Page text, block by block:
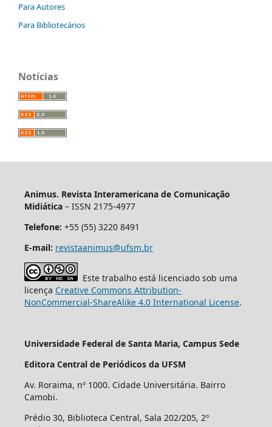
Para Autores
Para Bibliotecários
Notícias
Animus. Revista Interamericana de Comunicação
Midiática– ISSN 2175-4977
Telefone: +55 (55) 3220 8491
E-mail: revistaanimus@ufsm.br
Este trabalho está licenciado sob uma
licença Creative Commons Attribution-
NonCommercial-ShareAlike 4.0 International License.
Universidade Federal de Santa Maria, Campus Sede
Editora Central de Periódicos da UFSM
Av. Roraima, nº 1000. Cidade Universitária. Bairro
Camobi.
Prédio 30, Biblioteca Central, Sala 202/205, 2º